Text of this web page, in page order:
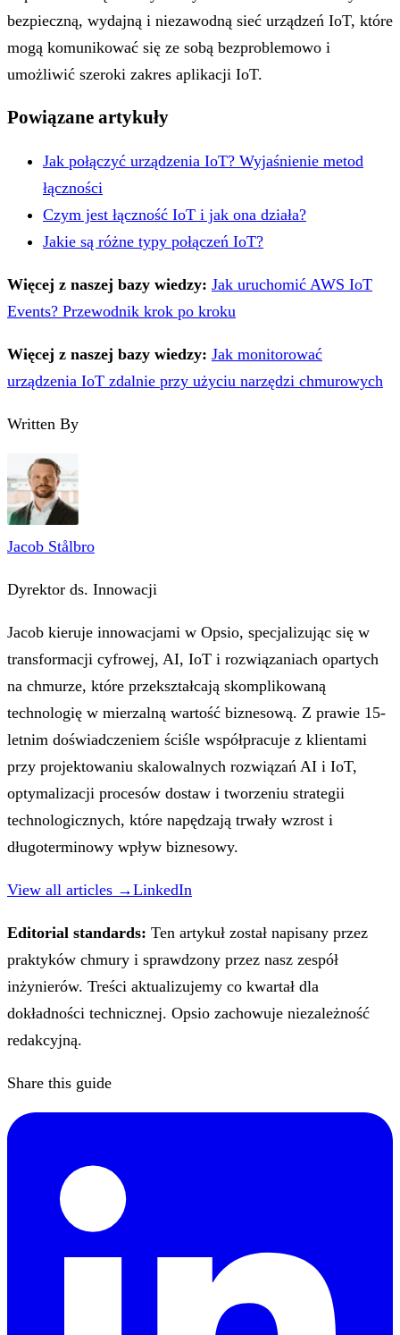
bezpieczną, wydajną i niezawodną sieć urządzeń IoT, które
mogą komunikować się ze sobą bezproblemowo i
umożliwić szeroki zakres aplikacji IoT.
Powiązane artykuły
Jak połączyć urządzenia IoT? Wyjaśnienie metod
łączności
Czym jest łączność IoT i jak ona działa?
Jakie są różne typy połączeń IoT?
Więcej z naszej bazy wiedzy: Jak uruchomić AWS IoT
Events? Przewodnik krok po kroku
Więcej z naszej bazy wiedzy: Jak monitorować
urządzenia IoT zdalnie przy użyciu narzędzi chmurowych
Written By
Jacob Stålbro
Dyrektor ds. Innowacji
Jacob kieruje innowacjami w Opsio, specjalizując się w
transformacji cyfrowej, AI, IoT i rozwiązaniach opartych
na chmurze, które przekształcają skomplikowaną
technologię w mierzalną wartość biznesową. Z prawie 15-
letnim doświadczeniem ściśle współpracuje z klientami
przy projektowaniu skalowalnych rozwiązań AI i IoT,
optymalizacji procesów dostaw i tworzeniu strategii
technologicznych, które napędzają trwały wzrost i
długoterminowy wpływ biznesowy.
View all articles →LinkedIn
Editorial standards: Ten artykuł został napisany przez
praktyków chmury i sprawdzony przez nasz zespół
inżynierów. Treści aktualizujemy co kwartał dla
dokładności technicznej. Opsio zachowuje niezależność
redakcyjną.
Share this guide